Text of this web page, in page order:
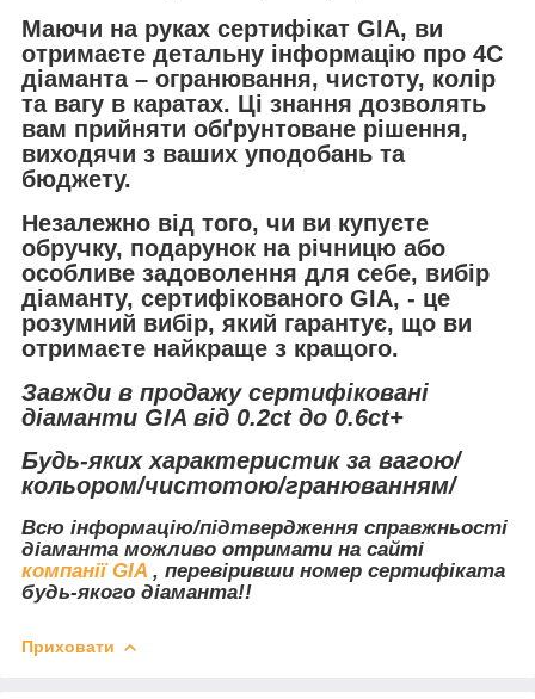
Маючи на руках сертифікат GIA, ви
отримаєте детальну інформацію про 4C
діаманта – огранювання, чистоту, колір
та вагу в каратах. Ці знання дозволять
вам прийняти обґрунтоване рішення,
виходячи з ваших уподобань та
бюджету.
Незалежно від того, чи ви купуєте
обручку, подарунок на річницю або
особливе задоволення для себе, вибір
діаманту, сертифікованого GIA, - це
розумний вибір, який гарантує, що ви
отримаєте найкраще з кращого.
Завжди в продажу сертифіковані
діаманти GIA від 0.2ct до 0.6ct+
Будь-яких характеристик за вагою/
кольором/чистотою/гранюванням/
Всю інформацію/підтвердження справжньості
діаманта можливо отримати на сайті
компанії GIA , перевіривши номер сертифіката
будь-якого діаманта!!
Приховати